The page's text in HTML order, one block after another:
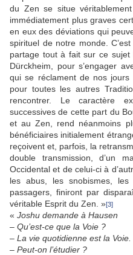
du Zen se situe
immédiatement plus graves
en eux des déviations qui
spirituel de notre monde.
partage tout à fait sur ce
Dürckheim, pour s’engager
qui se réclament de nos jours
pour toutes les autres
rencontrer. Le caractère
successives de cette part du
et au Zen, rend néanmoins
bénéficiaires initialement
reçoivent et, parfois, la
double transmission, d’un
Occidental et de celui-ci à
les abus, les snobismes, les
passagers, finiront par
véritable Esprit du Zen. »[3]
« Joshu demande à Hausen
– Qu’est-ce que la Voie ?
– La vie quotidienne est la Voie.
– Peut-on l’étudier ?